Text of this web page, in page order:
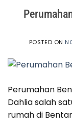
POSTED ON
Perumahan
Dahlia salah
rumah di